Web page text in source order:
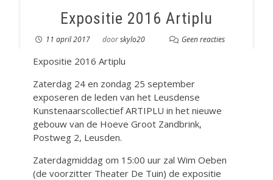
Expositie 2016 Artiplu
11 april 2017 doorskylo20 Geen reacties
Expositie 2016 Artiplu
Zaterdag 24 en zondag 25 september
exposeren de leden van het Leusdense
Kunstenaarscollectief ARTIPLU in het nieuwe
gebouw van de Hoeve Groot Zandbrink,
Postweg 2, Leusden.
Zaterdagmiddag om 15:00 uur zal Wim Oeben
(de voorzitter Theater De Tuin) de expositie